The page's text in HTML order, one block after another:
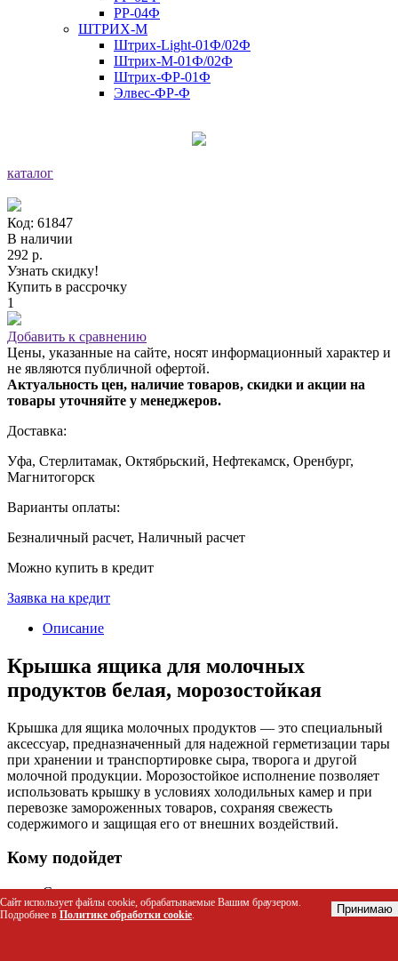
РР-04Ф
ШТРИХ-М
Штрих-Light-01Ф/02Ф
Штрих-М-01Ф/02Ф
Штрих-ФР-01Ф
Элвес-ФР-Ф
каталог
Код: 61847
В наличии
292 р.
Узнать скидку!
Купить в рассрочку
1
Добавить к сравнению
Цены, указанные на сайте, носят информационный характер и
не являются публичной офертой.
Актуальность цен, наличие товаров, скидки и акции на
товары уточняйте у менеджеров.
Доставка:
Уфа, Стерлитамак, Октябрьский, Нефтекамск, Оренбург,
Магнитогорск
Варианты оплаты:
Безналичный расчет, Наличный расчет
Можно купить в кредит
Заявка на кредит
Описание
Крышка ящика для молочных
продуктов белая, морозостойкая
Крышка для ящика молочных продуктов — это специальный
аксессуар, предназначенный для надежной герметизации тары
при хранении и транспортировке сыра, творога и другой
молочной продукции. Морозостойкое исполнение позволяет
использовать крышку в условиях холодильных камер и при
перевозке замороженных товаров, сохраняя свежесть
содержимого и защищая его от внешних воздействий.
Кому подойдет
Сотрудникам молочных производств и
перерабатывающих цехов для герметизации продукции
на всех этапах хранения.
Сайт использует файлы cookie, обрабатываемые Вашим браузером.
Подробнее в Политике обработки cookie. Принимаю